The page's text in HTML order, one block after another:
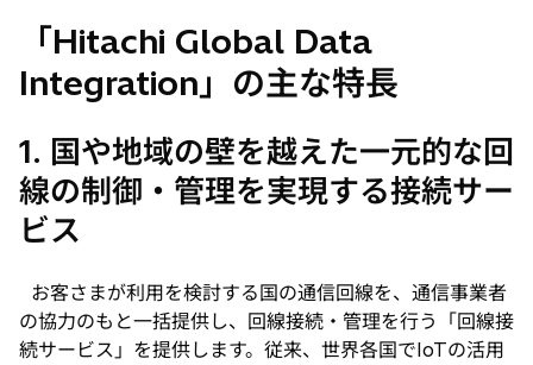
「Hitachi Global Data
Integration」の主な特長
1. 国や地域の壁を越えた一元的な回
線の制御・管理を実現する接続サー
ビス
お客さまが利用を検討する国の通信回線を、通信事業者
の協力のもと一括提供し、回線接続・管理を行う「回線接
続サービス」を提供します。従来、世界各国でIoTの活用